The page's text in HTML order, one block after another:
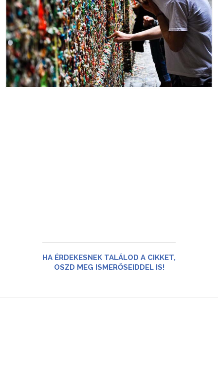
HA ÉRDEKESNEK TALÁLOD A CIKKET,
OSZD MEG ISMERŐSEIDDEL IS!